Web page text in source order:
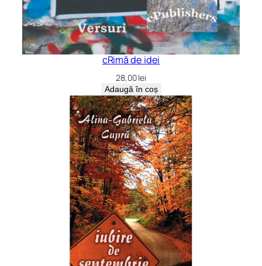
cRimă de idei
28,00lei
Adaugă în coș